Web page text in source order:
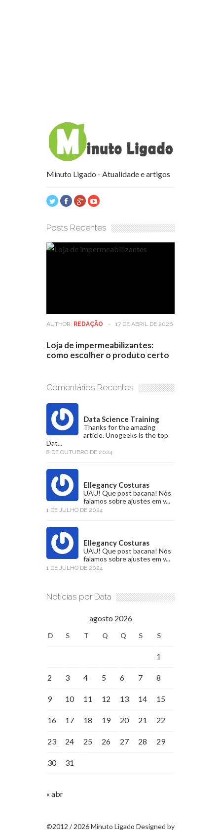
Minuto Ligado - Atualidade e artigos
Posts Recentes
AUTHOR: REDAÇÃO - 17 DE ABRIL DE 2026
Loja de impermeabilizantes:
como escolher o produto certo
Comentários Recentes
Data Science Training
Thanks for the amazing
article. Unogeeks is the top
Dat...
8 DE OUTUBRO DE 2024
Ellegancy Costuras
UAU! Que post bacana! Nós
falamos sobre ajustes em v...
1 DE JULHO DE 2024
Ellegancy Costuras
UAU! Que post bacana! Nós
falamos sobre ajustes em v...
1 DE JULHO DE 2024
Notícias por Data
agosto 2026
D S T Q Q S S
1
2 3 4 5 6 7 8
9 10 11 12 13 14 15
16 17 18 19 20 21 22
23 24 25 26 27 28 29
30 31
« abr
©2012 / 2026 Minuto Ligado Designed by